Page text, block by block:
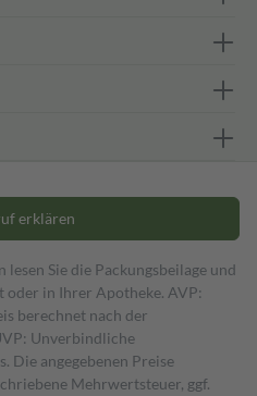
erklären
Sie die Packungsbeilage und
in Ihrer Apotheke. AVP:
berechnet nach der
Unverbindliche
Die angegebenen Preise
Mehrwertsteuer, ggf.